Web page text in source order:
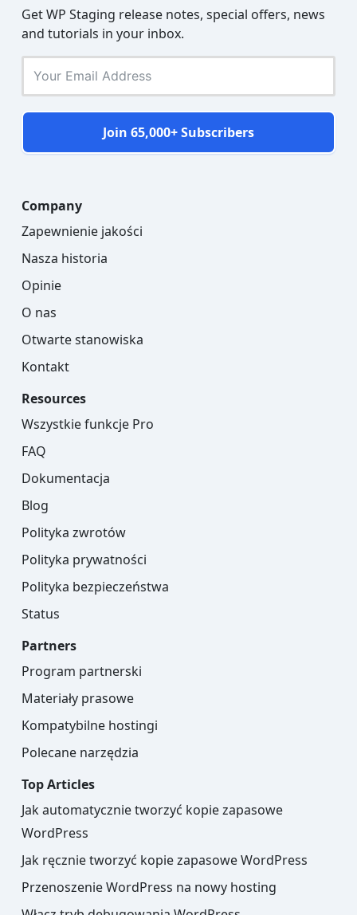
Get WP Staging release notes, special offers, news
and tutorials in your inbox.
Join 65,000+ Subscribers
Company
Zapewnienie jakości
Nasza historia
Opinie
O nas
Otwarte stanowiska
Kontakt
Resources
Wszystkie funkcje Pro
FAQ
Dokumentacja
Blog
Polityka zwrotów
Polityka prywatności
Polityka bezpieczeństwa
Status
Partners
Program partnerski
Materiały prasowe
Kompatybilne hostingi
Polecane narzędzia
Top Articles
Jak automatycznie tworzyć kopie zapasowe
WordPress
Jak ręcznie tworzyć kopie zapasowe WordPress
Przenoszenie WordPress na nowy hosting